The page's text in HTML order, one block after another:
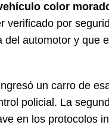
color
verificado por
del automotor y que
un carro de
policial. La
en los protocolos